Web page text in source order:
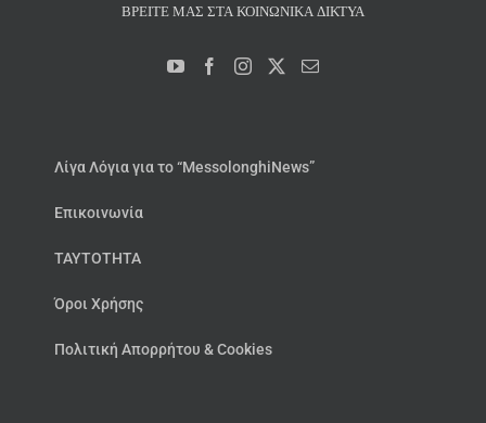
ΒΡΕΊΤΕ ΜΑΣ ΣΤΑ ΚΟΙΝΩΝΙΚΆ ΔΊΚΤΥΑ
Λίγα Λόγια για το “MessolonghiNews”
Επικοινωνία
ΤΑΥΤΟΤΗΤΑ
Όροι Χρήσης
Πολιτική Απορρήτου & Cookies